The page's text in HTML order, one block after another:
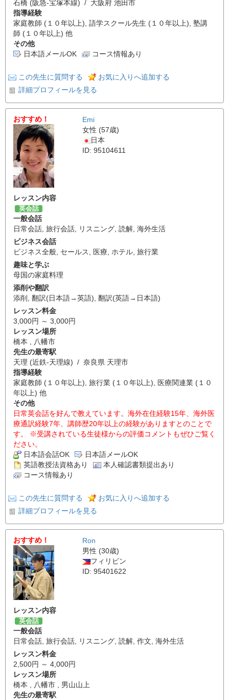
石橋 (阪急-宝塚本線) / 大阪府 池田市
指導経験
家庭教師 (１０年以上), 語学スクール先生 (１０年以上), 塾講
師 (１０年以上) 他
その他
日本語メールOK
コース情報あり
この先生に質問する
お気に入りへ追加する
詳細プロフィールを見る
おすすめ！
Emi
女性 (57歳)
日本
ID: 95104611
レッスン内容
英会話
一般会話
日常会話 旅行会話 リスニング 読解 海外生活
ビジネス会話
ビジネス全般 セールス 医療 ホテル 旅行業
趣味と学ぶ
母国の家庭料理
添削や翻訳
添削
翻訳(日本語→英語) 翻訳(英語→日本語)
レッスン料金
3,000円 ～ 3,000円
レッスン場所
橋本 , 八幡市
先生の最寄駅
天理 (近鉄-天理線) / 奈良県 天理市
指導経験
家庭教師 (１０年以上), 旅行業 (１０年以上), 医療関連業 (１０
年以上) 他
その他
日常英会話を好んで教えています。海外在住経験15年、海外医
療通訳経験7年、講師歴20年以上の経験がありますとのことで
す。 ※受講されている生徒様からの評価コメントもぜひご覧く
ださい。
日本語会話OK
日本語メールOK
英語教授法資格あり
本人確認書類提出あり
コース情報あり
この先生に質問する
お気に入りへ追加する
詳細プロフィールを見る
おすすめ！
Ron
男性 (30歳)
フィリピン
ID: 95401622
レッスン内容
英会話
一般会話
日常会話 旅行会話 リスニング 読解 作文 海外生活
レッスン料金
2,500円 ～ 4,000円
レッスン場所
橋本 , 八幡市 , 男山山上
先生の最寄駅